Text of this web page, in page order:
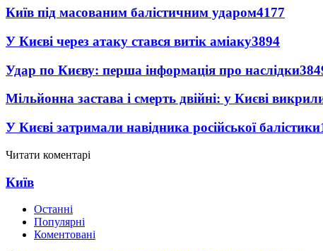
Київ під масованим балістичним ударом4177
У Києві через атаку стався витік аміаку3894
Удар по Києву: перша інформація про наслідки
Мільйонна застава і смерть двійні: у Києві
У Києві затримали навідника російської балістики
Читати коментарі
Київ
Останні
Популярні
Коментовані